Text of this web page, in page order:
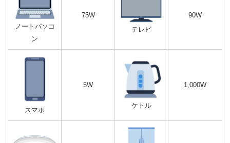
ノートパソコ
ン
75W
テレビ
90W
スマホ
5W
ケトル
1,000W